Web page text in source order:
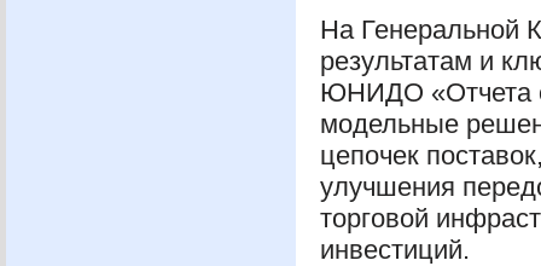
На Генеральной
результатам и
ЮНИДО
модельные
цепочек
улучшения
торговой
инвестиций.